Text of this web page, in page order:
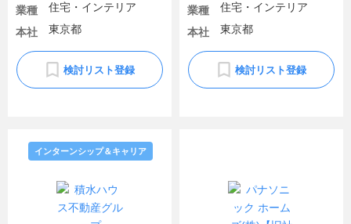
業種
住宅・インテリア
本社
東京都
検討リスト登録
業種
住宅・インテリア
本社
東京都
検討リスト登録
インターンシップ＆キャリア